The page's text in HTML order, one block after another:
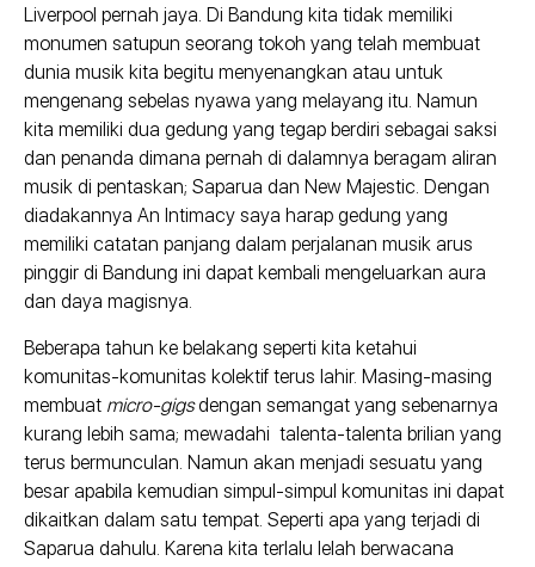
Liverpool pernah jaya. Di Bandung kita tidak memiliki
monumen satupun seorang tokoh yang telah membuat
dunia musik kita begitu menyenangkan atau untuk
mengenang sebelas nyawa yang melayang itu. Namun
kita memiliki dua gedung yang tegap berdiri sebagai saksi
dan penanda dimana pernah di dalamnya beragam aliran
musik di pentaskan; Saparua dan New Majestic. Dengan
diadakannya An Intimacy saya harap gedung yang
memiliki catatan panjang dalam perjalanan musik arus
pinggir di Bandung ini dapat kembali mengeluarkan aura
dan daya magisnya.
Beberapa tahun ke belakang seperti kita ketahui
komunitas-komunitas kolektif terus lahir. Masing-masing
membuat micro-gigsdengan semangat yang sebenarnya
kurang lebih sama; mewadahi talenta-talenta brilian yang
terus bermunculan. Namun akan menjadi sesuatu yang
besar apabila kemudian simpul-simpul komunitas ini dapat
dikaitkan dalam satu tempat. Seperti apa yang terjadi di
Saparua dahulu. Karena kita terlalu lelah berwacana